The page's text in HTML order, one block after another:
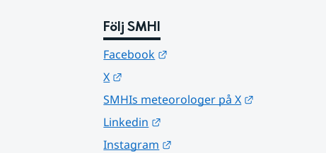
Följ SMHI
Facebook
X
SMHIs meteorologer på X
Linkedin
Instagram